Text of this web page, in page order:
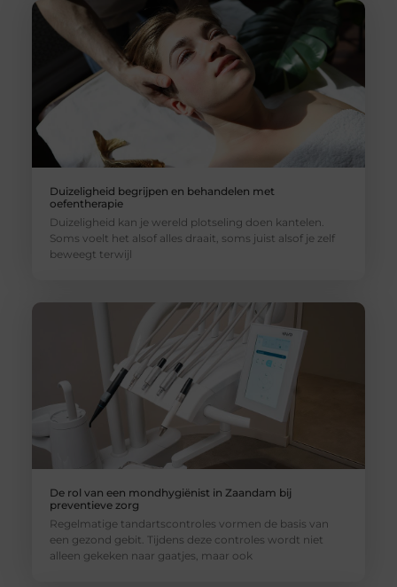
Duizeligheid begrijpen en behandelen met
oefentherapie
Duizeligheid kan je wereld plotseling doen kantelen.
Soms voelt het alsof alles draait, soms juist alsof je zelf
beweegt terwijl
De rol van een mondhygiënist in Zaandam bij
preventieve zorg
Regelmatige tandartscontroles vormen de basis van
een gezond gebit. Tijdens deze controles wordt niet
alleen gekeken naar gaatjes, maar ook